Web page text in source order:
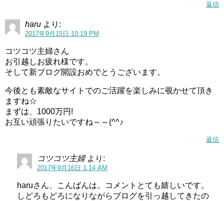
返信
haru より:
2017年9月15日 10:19 PM
コツコツ主婦さん
お引越しお疲れ様です。
そして新ブログ開設おめでとうございます。
今後とも素敵なサイトでのご活躍を楽しみに覗かせて頂き
ますね☆
まずは、1000万円!
お互い頑張りたいですね～～(^^♪
返信
コツコツ主婦 より:
2017年9月16日 1:14 AM
haruさん、こんばんは。コメントとても嬉しいです。
しどろもどろになりながらブログを引っ越してきたの